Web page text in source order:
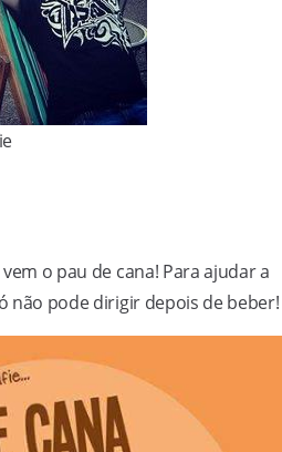
o pau de cana! Para ajudar a
não pode dirigir depois de beber!